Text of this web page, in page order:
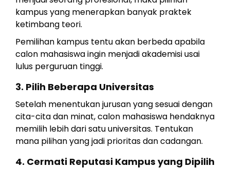
kampus yang menerapkan banyak praktek
ketimbang teori.
Pemilihan kampus tentu akan berbeda apabila
calon mahasiswa ingin menjadi akademisi usai
lulus perguruan tinggi.
3. Pilih Beberapa Universitas
Setelah menentukan jurusan yang sesuai dengan
cita-cita dan minat, calon mahasiswa hendaknya
memilih lebih dari satu universitas. Tentukan
mana pilihan yang jadi prioritas dan cadangan.
4. Cermati Reputasi Kampus yang Dipilih